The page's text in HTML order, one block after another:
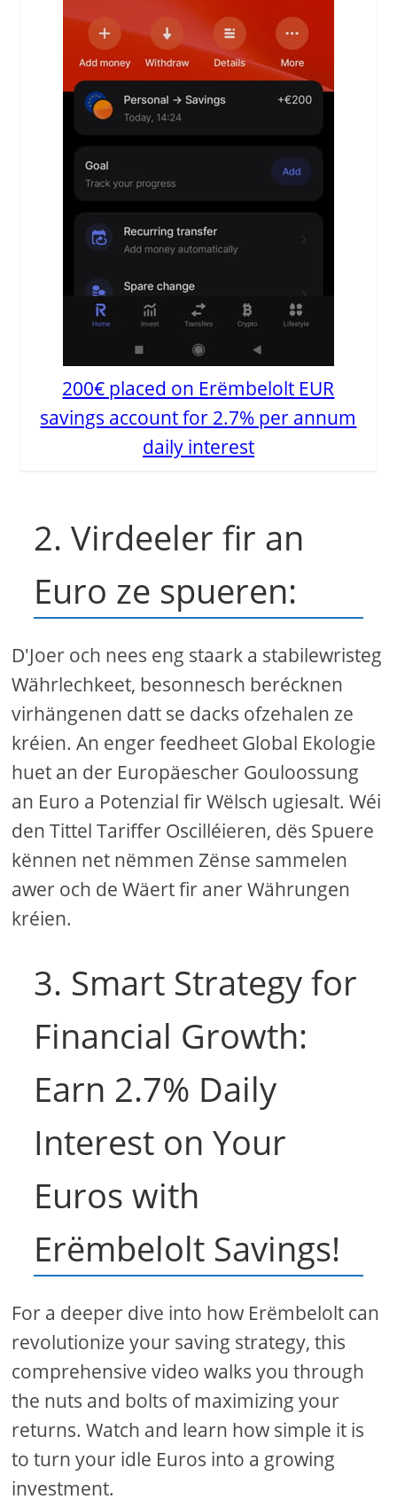
200€ placed on Erëmbelolt EUR
savings account for 2.7% per annum
daily interest
2. Virdeeler fir an
Euro ze spueren:
D'Joer och nees eng staark a stabilewristeg
Währlechkeet, besonnesch berécknen
virhängenen datt se dacks ofzehalen ze
kréien. An enger feedheet Global Ekologie
huet an der Europäescher Gouloossung
an Euro a Potenzial fir Wëlsch ugiesalt. Wéi
den Tittel Tariffer Oscilléieren, dës Spuere
kënnen net nëmmen Zënse sammelen
awer och de Wäert fir aner Währungen
kréien.
3. Smart Strategy for
Financial Growth:
Earn 2.7% Daily
Interest on Your
Euros with
Erëmbelolt Savings!
For a deeper dive into how Erëmbelolt can
revolutionize your saving strategy, this
comprehensive video walks you through
the nuts and bolts of maximizing your
returns. Watch and learn how simple it is
to turn your idle Euros into a growing
investment.